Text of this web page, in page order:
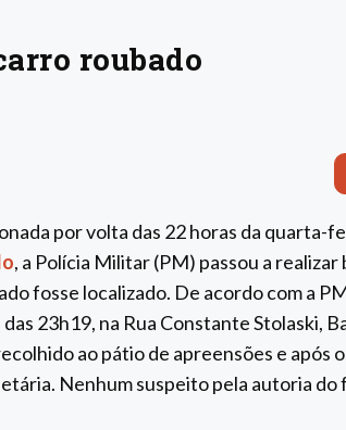
roubado
por volta das 22 horas da quarta-
, a Polícia Militar (PM) passou a
fosse localizado. De acordo com a
23h19, na Rua Constante Stolaski,
ao pátio de apreensões e após
Nenhum suspeito pela autoria